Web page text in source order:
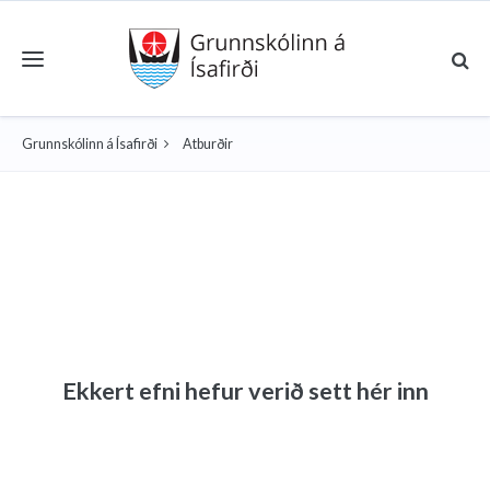
Toggle navigation
Grunnskólinn á Ísafirði Atburðir
Ekkert efni hefur verið sett hér inn